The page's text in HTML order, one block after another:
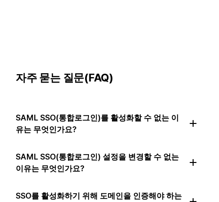
자주 묻는 질문(FAQ)
SAML SSO(통합로그인)를 활성화할 수 없는 이
유는 무엇인가요?
SAML SSO(통합로그인) 설정을 변경할 수 없는
이유는 무엇인가요?
SSO를 활성화하기 위해 도메인을 인증해야 하는